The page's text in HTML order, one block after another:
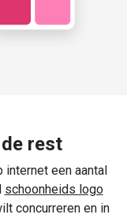
rest
een aantal
schoonheids logo
concurreren en in